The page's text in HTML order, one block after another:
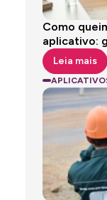
Como
aplicativo:
Leia mais